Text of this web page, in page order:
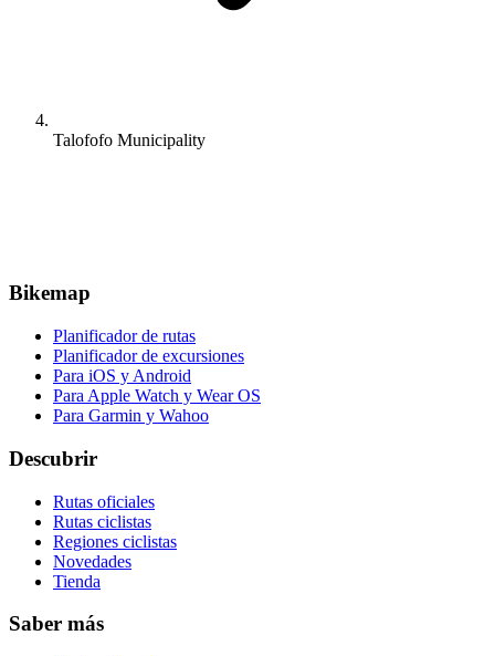
Talofofo Municipality
Bikemap
Planificador de rutas
Planificador de excursiones
Para iOS y Android
Para Apple Watch y Wear OS
Para Garmin y Wahoo
Descubrir
Rutas oficiales
Rutas ciclistas
Regiones ciclistas
Novedades
Tienda
Saber más